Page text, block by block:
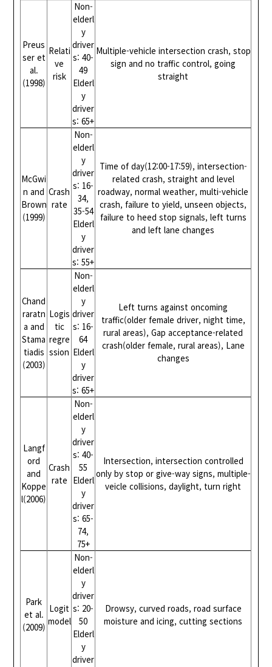
Preus
ser et
al.
(1998)
Relati
ve
risk
Non-
elderl
y
driver
s: 40-
49
Elderl
y
driver
s: 65+
Multiple-vehicle intersection crash, stop
sign and no traffic control, going
straight
McGwi
n and
Brown
(1999)
Crash
rate
Non-
elderl
y
driver
s: 16-
34,
35-54
Elderl
y
driver
s: 55+
Time of day(12:00-17:59), intersection-
related crash, straight and level
roadway, normal weather, multi-vehicle
crash, failure to yield, unseen objects,
failure to heed stop signals, left turns
and left lane changes
Chand
raratn
a and
Stama
tiadis
(2003)
Logis
tic
regre
ssion
Non-
elderl
y
driver
s: 16-
64
Elderl
y
driver
s: 65+
Left turns against oncoming
traffic(older female driver, night time,
rural areas), Gap acceptance-related
crash(older female, rural areas), Lane
changes
Langf
ord
and
Koppe
l(2006)
Crash
rate
Non-
elderl
y
driver
s: 40-
55
Elderl
y
driver
s: 65-
74,
75+
Intersection, intersection controlled
only by stop or give-way signs, multiple-
veicle collisions, daylight, turn right
Park
et al.
(2009)
Logit
model
Non-
elderl
y
driver
s: 20-
50
Elderl
y
driver
Drowsy, curved roads, road surface
moisture and icing, cutting sections